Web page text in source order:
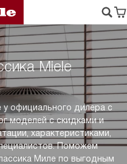
Miele
у официального дилера с
моделей с скидками и
характеристиками,
Поможем
Миле по выгодным